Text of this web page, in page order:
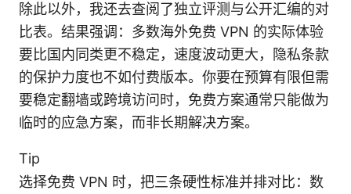
除此以外，我还去查阅了独立评测与公开汇编的对
比表。结果强调：多数海外免费 VPN 的实际体验
要比国内同类更不稳定，速度波动更大，隐私条款
的保护力度也不如付费版本。你要在预算有限但需
要稳定翻墙或跨境访问时，免费方案通常只能做为
临时的应急方案，而非长期解决方案。
Tip
选择免费 VPN 时，把三条硬性标准并排对比：数